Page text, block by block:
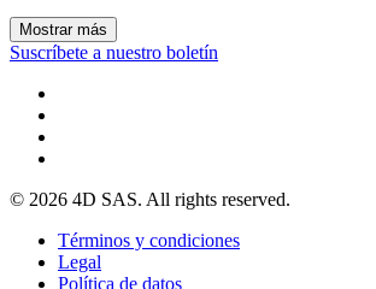
Mostrar más
Suscríbete a nuestro boletín
© 2026 4D SAS. All rights reserved.
Términos y condiciones
Legal
Política de datos